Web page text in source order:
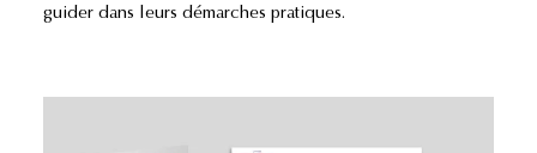
guider dans leurs démarches pratiques.